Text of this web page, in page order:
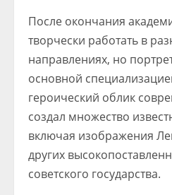
После окончания
творчески работать в
направлениях, но
основной
героический облик
создал множество
включая изображения
других
советского государства.